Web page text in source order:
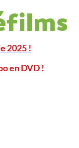
2025 !
en DVD !